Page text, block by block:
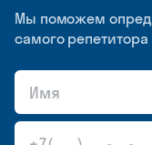
Мы поможем
самого репетитора